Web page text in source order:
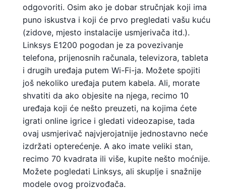
odgovoriti. Osim ako je dobar stručnjak koji ima
puno iskustva i koji će prvo pregledati vašu kuću
(zidove, mjesto instalacije usmjerivača itd.).
Linksys E1200 pogodan je za povezivanje
telefona, prijenosnih računala, televizora, tableta
i drugih uređaja putem Wi-Fi-ja. Možete spojiti
još nekoliko uređaja putem kabela. Ali, morate
shvatiti da ako objesite na njega, recimo 10
uređaja koji će nešto preuzeti, na kojima ćete
igrati online igrice i gledati videozapise, tada
ovaj usmjerivač najvjerojatnije jednostavno neće
izdržati opterećenje. A ako imate veliki stan,
recimo 70 kvadrata ili više, kupite nešto moćnije.
Možete pogledati Linksys, ali skuplje i snažnije
modele ovog proizvođača.